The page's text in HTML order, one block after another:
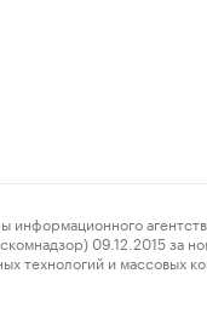
агентства
09.12.2015
технологий и